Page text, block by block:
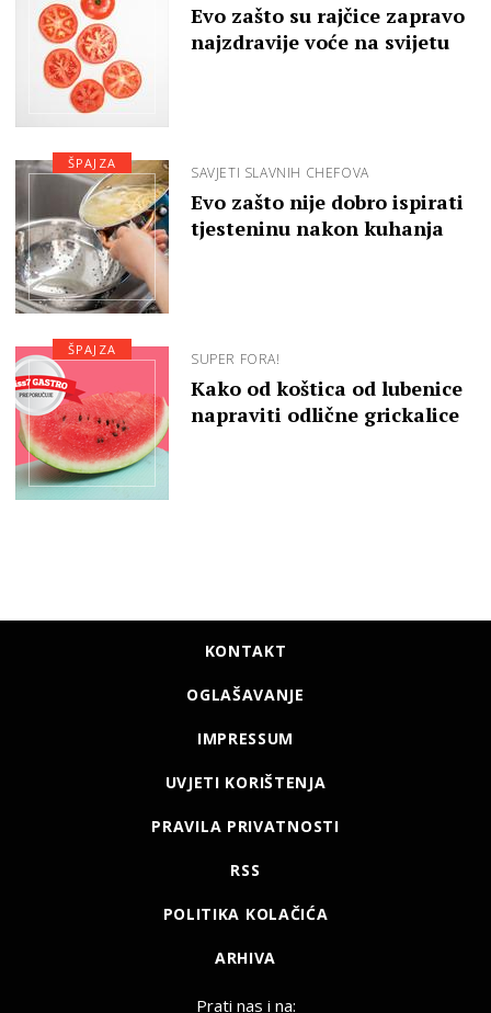
Evo zašto su rajčice zapravo
najzdravije voće na svijetu
SAVJETI SLAVNIH CHEFOVA
Evo zašto nije dobro ispirati
tjesteninu nakon kuhanja
ŠPAJZA
SUPER FORA!
Kako od koštica od lubenice
napraviti odlične grickalice
ŠPAJZA
KONTAKT
OGLAŠAVANJE
IMPRESSUM
UVJETI KORIŠTENJA
PRAVILA PRIVATNOSTI
RSS
POLITIKA KOLAČIĆA
ARHIVA
Prati nas i na: